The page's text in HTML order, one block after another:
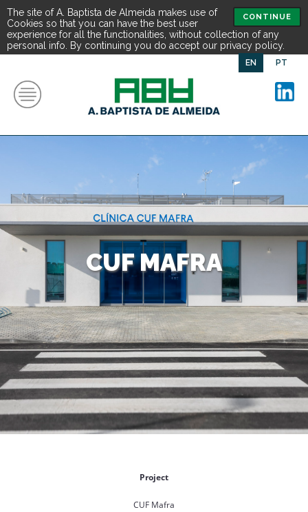
CONTINUE
The site of A. Baptista de Almeida makes use of
Cookies so that you can have the best user
experience for all the functionalities, without collection of any
personal info. By continuing you do accept our privacy policy.
EN PT
CUF MAFRA
Project
CUF Mafra